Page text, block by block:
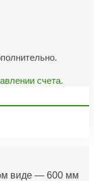
счета.
виде — 600 мм